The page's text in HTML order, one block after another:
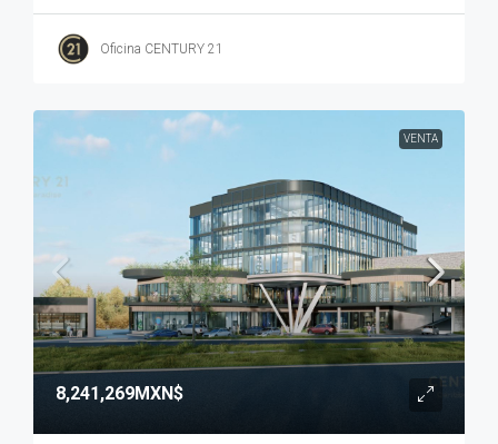
Oficina CENTURY 21
VENTA
8,241,269MXN$